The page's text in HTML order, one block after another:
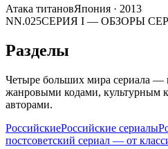
Атака титановЯпония · 2013
NN.025СЕРИЯ I — ОБЗОРЫ
Разделы
Четыре больших мира сериала —
жанровыми кодами, культурным
авторами.
РоссийскиеРоссийские сериалы
постсоветский сериал — от